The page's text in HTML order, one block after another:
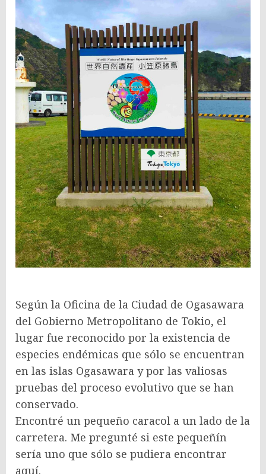
Según la Oficina de la Ciudad de Ogasawara
del Gobierno Metropolitano de Tokio, el
lugar fue reconocido por la existencia de
especies endémicas que sólo se encuentran
en las islas Ogasawara y por las valiosas
pruebas del proceso evolutivo que se han
conservado.
Encontré un pequeño caracol a un lado de la
carretera. Me pregunté si este pequeñín
sería uno que sólo se pudiera encontrar
aquí.